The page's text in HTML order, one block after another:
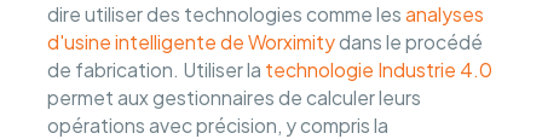
dire utiliser des technologies comme lesanalyses
d'usine intelligente de Worximitydans le procédé
de fabrication. Utiliser la technologie Industrie 4.0
permet aux gestionnaires de calculer leurs
opérations avec précision, y compris la